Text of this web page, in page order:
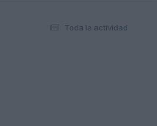
Toda la actividad